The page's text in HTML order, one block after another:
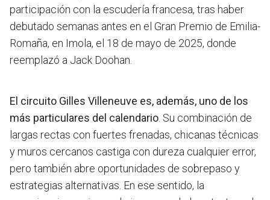
participación con la escudería francesa, tras haber
debutado semanas antes en el Gran Premio de Emilia-
Romaña, en Imola, el 18 de mayo de 2025, donde
reemplazó a Jack Doohan.
El circuito Gilles Villeneuve es, además, uno de los
más particulares del calendario . Su combinación de
largas rectas con fuertes frenadas, chicanas técnicas
y muros cercanos castiga con dureza cualquier error,
pero también abre oportunidades de sobrepaso y
estrategias alternativas. En ese sentido, la